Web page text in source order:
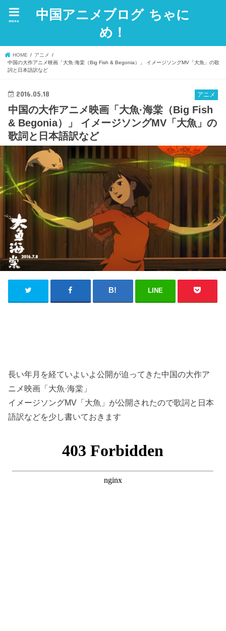
中国アニメブログ ちゃに
め！
menu
HOME
アニメ
中国の大作アニメ映画「大魚·海棠（Big Fish & Begonia）」 イメージソングMV「大魚」の歌
詞と日本語訳など
アニメ
2016.05.18
中国の大作アニメ映画「大魚·海棠（Big Fish
& Begonia）」 イメージソングMV「大魚」の
歌詞と日本語訳など
LINE
長い年月を経ていよいよ公開が迫ってきた中国の大作ア
ニメ映画「大魚·海棠」
イメージソングMV「大魚」が公開されたので歌詞と日本
語訳などを少し書いておきます